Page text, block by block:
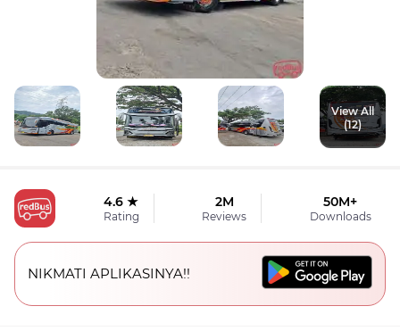
View All
(12)
4.6 ★
Rating
2M
Reviews
50M+
Downloads
NIKMATI APLIKASINYA!!